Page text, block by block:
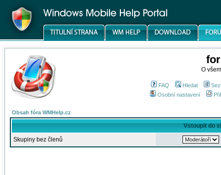
O
FAQ Hledat
Osobní nastavení
Obsah fóra WMHelp.cz
Vstoupit do
Skupiny bez členů